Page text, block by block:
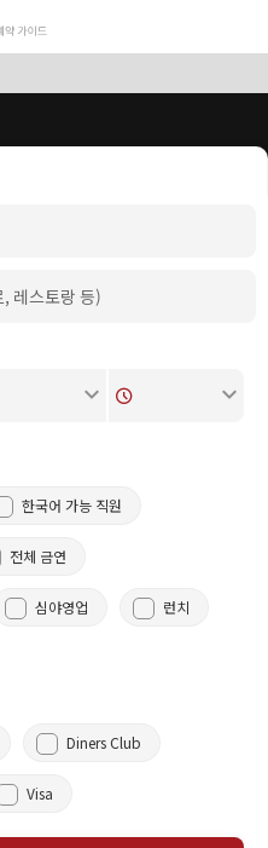
한국어 가능 직원
전체 금연
심야영업 런치
Diners Club
Visa